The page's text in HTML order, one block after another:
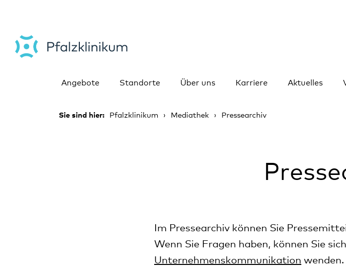
Angebote Standorte Über uns Karriere Aktuelles
Sie sind hier: Pfalzklinikum Mediathek Pressearchiv
Im Pressearchiv können Sie
Wenn Sie Fragen haben, können Sie
Unternehmenskommunikation wenden.